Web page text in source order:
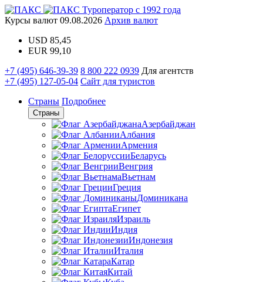
Туроператор с 1992 года
Курсы валют 09.08.2026 Архив валют
USD 85,45
EUR 99,10
+7 (495) 646-39-39 8 800 222 0939 Для агентств
+7 (495) 127-05-04 Сайт для туристов
Страны Подробнее
Страны
Азербайджан
Албания
Армения
Беларусь
Венгрия
Вьетнам
Греция
Доминикана
Египет
Израиль
Индия
Индонезия
Италия
Катар
Китай